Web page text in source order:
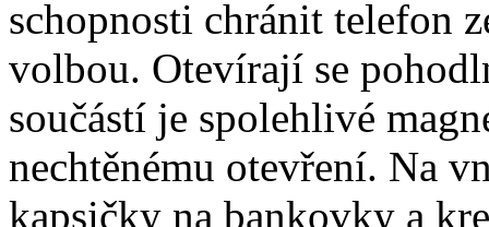
schopnosti chránit telefon
volbou. Otevírají se
součástí je spolehlivé
nechtěnému otevření. Na
kapsičky na bankovky a